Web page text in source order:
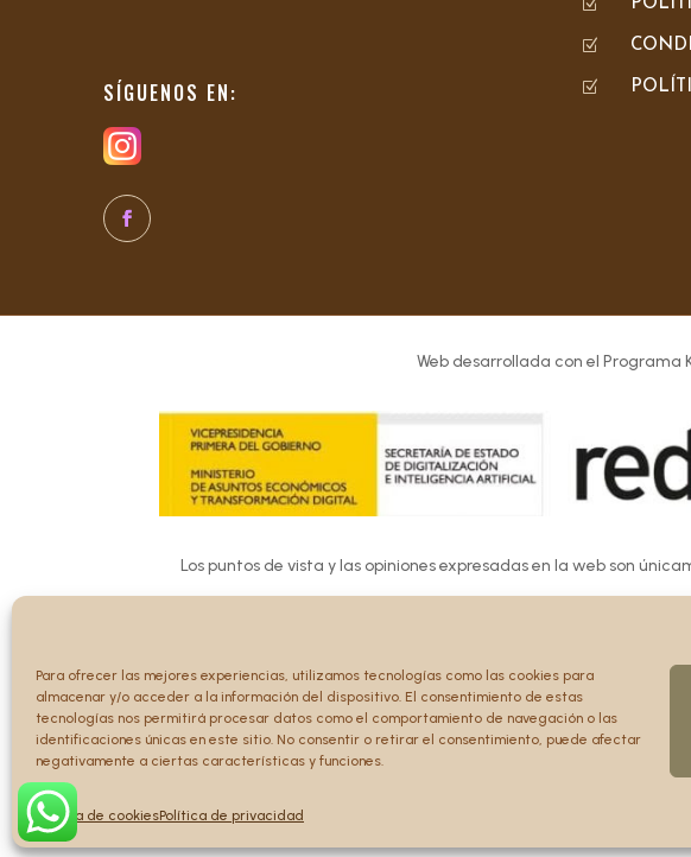
Para ofrecer las mejores experiencias, utilizamos tecnologías como las cookies para
almacenar y/o acceder a la información del dispositivo. El consentimiento de estas
tecnologías nos permitirá procesar datos como el comportamiento de navegación o las
identificaciones únicas en este sitio. No consentir o retirar el consentimiento, puede afectar
negativamente a ciertas características y funciones.
Política de cookiesPolítica de privacidad
SÍGUENOS EN:
Z
Z
Z
Web desarrollada con el Programa
Los puntos de vista y las opiniones expresadas en la web son
Ni la Unión Europea ni la